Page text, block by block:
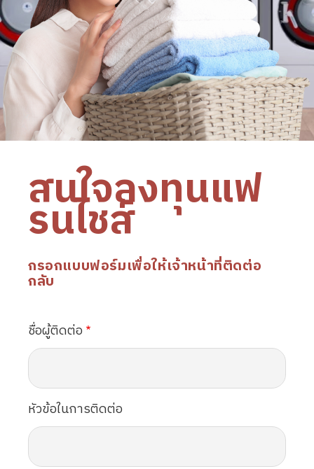
สนใจลงทุนแฟ
รนไชส์
กรอกแบบฟอร์มเพื่อให้เจ้าหน้าที่ติดต่อ
กลับ
ชื่อผู้ติดต่อ
หัวข้อในการติดต่อ